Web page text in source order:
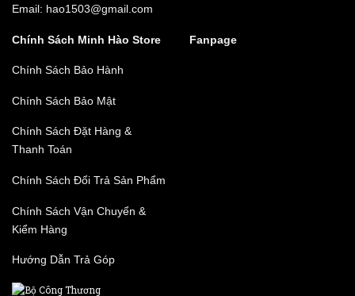
này cho lần bình luận kế tiếp của tôi.
Email: hao1503@gmail.com
Chính Sách Minh Hào Store
Chính Sách Bảo Hành
Chính Sách Bảo Mật
Chính Sách Đặt Hàng &
Thanh Toán
Chính Sách Đổi Trả Sản Phẩm
Chính Sách Vận Chuyển &
Kiểm Hàng
Hướng Dẫn Trả Góp
Fanpage